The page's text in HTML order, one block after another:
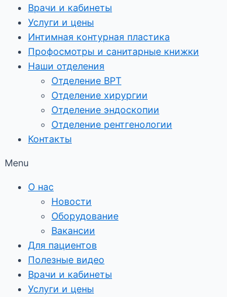
Врачи и кабинеты
Услуги и цены
Интимная контурная пластика
Профосмотры и санитарные книжки
Наши отделения
Отделение ВРТ
Отделение хирургии
Отделение эндоскопии
Отделение рентгенологии
Контакты
Menu
О нас
Новости
Оборудование
Вакансии
Для пациентов
Полезные видео
Врачи и кабинеты
Услуги и цены